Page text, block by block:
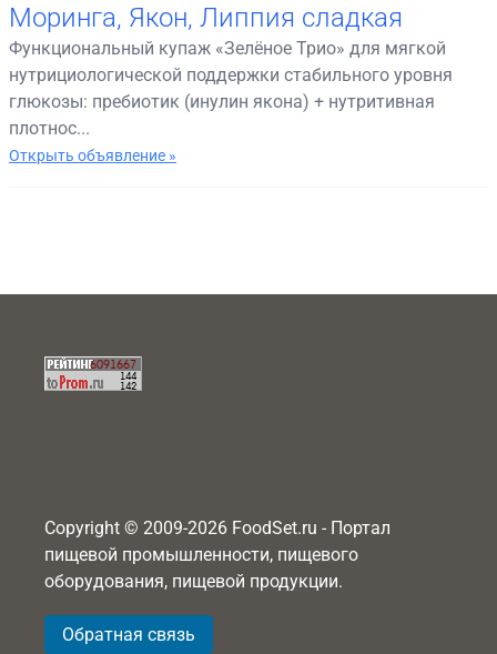
Моринга, Якон, Липпия сладкая
Функциональный купаж «Зелёное Трио» для мягкой
нутрициологической поддержки стабильного уровня
глюкозы: пребиотик (инулин якона) + нутритивная
плотнос...
Открыть объявление »
Copyright © 2009-2026 FoodSet.ru - Портал
пищевой промышленности, пищевого
оборудования, пищевой продукции.
Обратная связь